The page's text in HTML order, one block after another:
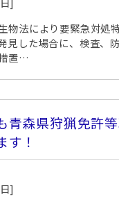
物法により要緊急対処
見した場合に、検査、
置…
青森県狩猟免許
す！
]